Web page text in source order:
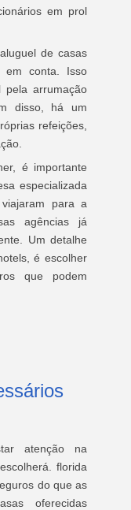
em prol
de casas
em conta. Isso
pela arrumação
disso, há um
refeições,
é importante
especializada
para a
agências já
Um detalhe
é escolher
que podem
atenção na
florida
do que as
oferecidas